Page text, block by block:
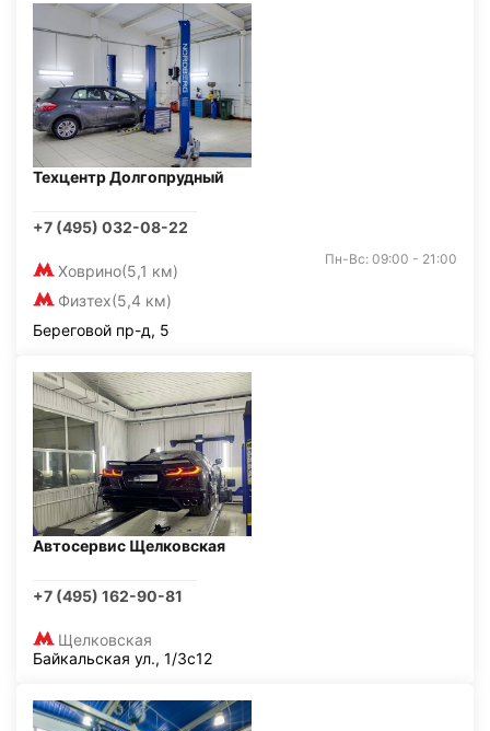
Техцентр Долгопрудный
+7 (495) 032-08-22
Ховрино(5,1 км)
Физтех(5,4 км)
Пн-Вс: 09:00 - 21:00
Береговой пр-д, 5
Автосервис Щелковская
+7 (495) 162-90-81
Щелковская
Байкальская ул., 1/3с12